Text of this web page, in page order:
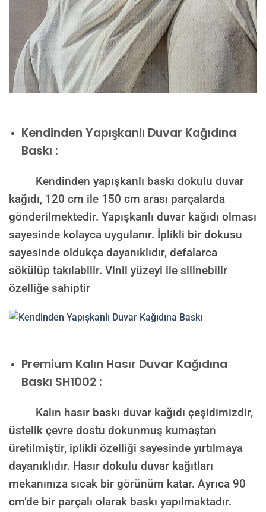
Kendinden Yapışkanlı Duvar Kağıdına
Baskı :
Kendinden yapışkanlı baskı dokulu duvar
kağıdı, 120 cm ile 150 cm arası parçalarda
gönderilmektedir. Yapışkanlı duvar kağıdı olması
sayesinde kolayca uygulanır. İplikli bir dokusu
sayesinde oldukça dayanıklıdır, defalarca
sökülüp takılabilir. Vinil yüzeyi ile silinebilir
özelliğe sahiptir
Premium Kalın Hasır Duvar Kağıdına
Baskı SH1002 :
Kalın hasır baskı duvar kağıdı çeşidimizdir,
üstelik çevre dostu dokunmuş kumaştan
üretilmiştir, iplikli özelliği sayesinde yırtılmaya
dayanıklıdır. Hasır dokulu duvar kağıtları
mekanınıza sıcak bir görünüm katar. Ayrıca 90
cm’de bir parçalı olarak baskı yapılmaktadır.